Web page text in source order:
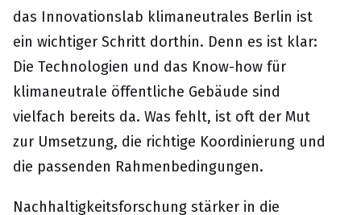
das Innovationslab klimaneutrales Berlin ist
ein wichtiger Schritt dorthin. Denn es ist klar:
Die Technologien und das Know-how für
klimaneutrale öffentliche Gebäude sind
vielfach bereits da. Was fehlt, ist oft der Mut
zur Umsetzung, die richtige Koordinierung und
die passenden Rahmenbedingungen.
Nachhaltigkeitsforschung stärker in die